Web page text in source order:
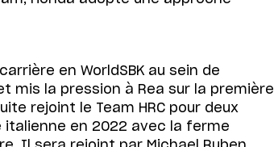
en WorldSBK au sein de
mis la pression à Rea sur la première
rejoint le Team HRC pour deux
italienne en 2022 avec la ferme